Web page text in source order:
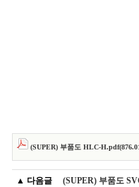
(SUPER) 부품도 HLC-
▲ 다음글 (SUPER) 부품도